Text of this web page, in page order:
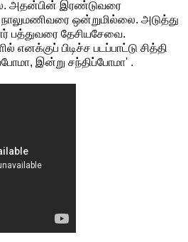
அதன்பின் இரண்டுவரை
ஒன்றுமில்லை. அடுத்து
பத்துவரை தேசியசேவை.
பிடிச்ச படப்பாட்டு சித்தி
இன்று சந்திப்போமா' .